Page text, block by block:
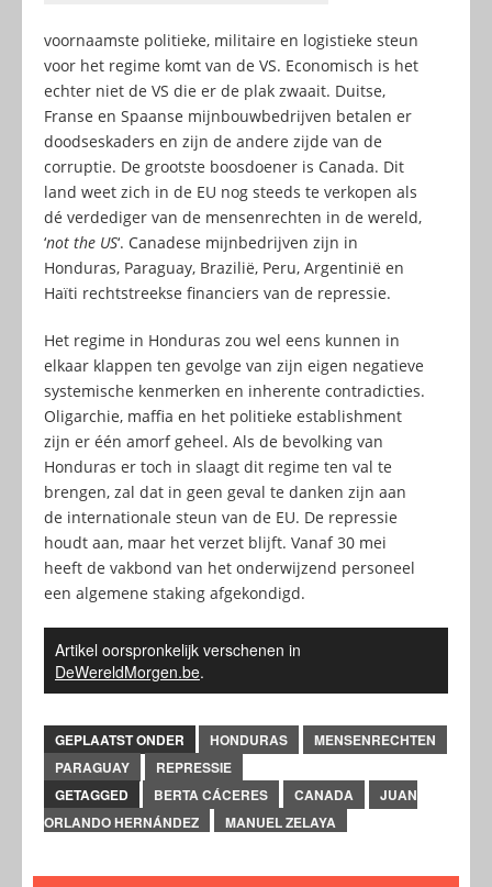
voornaamste politieke, militaire en logistieke steun
voor het regime komt van de VS. Economisch is het
echter niet de VS die er de plak zwaait. Duitse,
Franse en Spaanse mijnbouwbedrijven betalen er
doodseskaders en zijn de andere zijde van de
corruptie. De grootste boosdoener is Canada. Dit
land weet zich in de EU nog steeds te verkopen als
dé verdediger van de mensenrechten in de wereld,
‘not the US‘. Canadese mijnbedrijven zijn in
Honduras, Paraguay, Brazilië, Peru, Argentinië en
Haïti rechtstreekse financiers van de repressie.
Het regime in Honduras zou wel eens kunnen in
elkaar klappen ten gevolge van zijn eigen negatieve
systemische kenmerken en inherente contradicties.
Oligarchie, maffia en het politieke establishment
zijn er één amorf geheel. Als de bevolking van
Honduras er toch in slaagt dit regime ten val te
brengen, zal dat in geen geval te danken zijn aan
de internationale steun van de EU. De repressie
houdt aan, maar het verzet blijft. Vanaf 30 mei
heeft de vakbond van het onderwijzend personeel
een algemene staking afgekondigd.
Artikel oorspronkelijk verschenen in
DeWereldMorgen.be.
GEPLAATST ONDER HONDURAS
MENSENRECHTEN
PARAGUAY
REPRESSIE
GETAGGED
BERTA CÁCERES CANADA
JUAN
ORLANDO HERNÁNDEZ
MANUEL ZELAYA